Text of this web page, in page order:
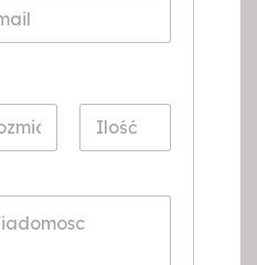
I
o
ć
*